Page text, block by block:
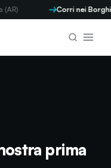
Corri nei Borghi -
prima